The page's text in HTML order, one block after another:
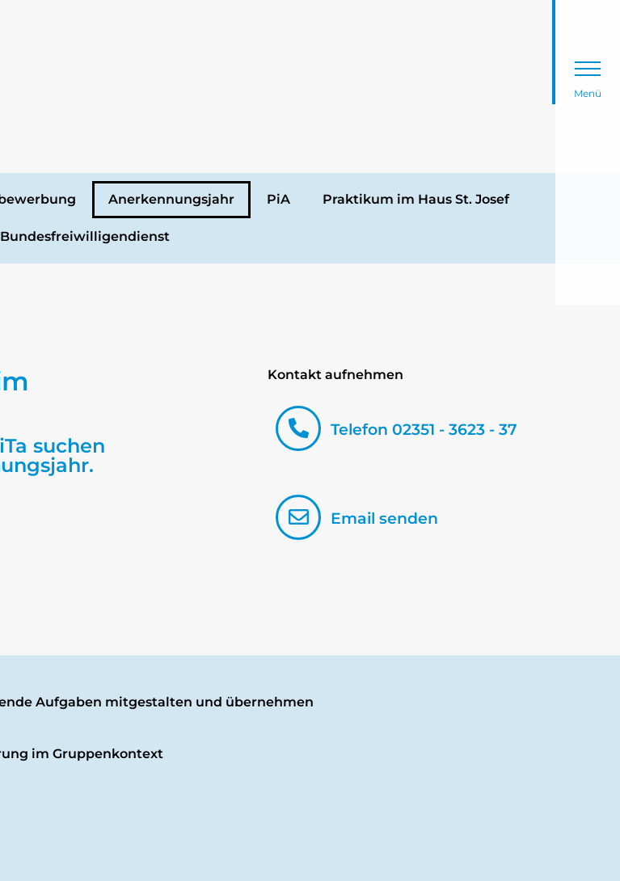
Menü
Anerkennungsjahr PiA Praktikum im Haus St. Josef
Bundesfreiwilligendienst
suchen
Kontakt aufnehmen
Telefon 02351 - 3623 - 37
Email senden
Aufgaben mitgestalten und übernehmen
im Gruppenkontext